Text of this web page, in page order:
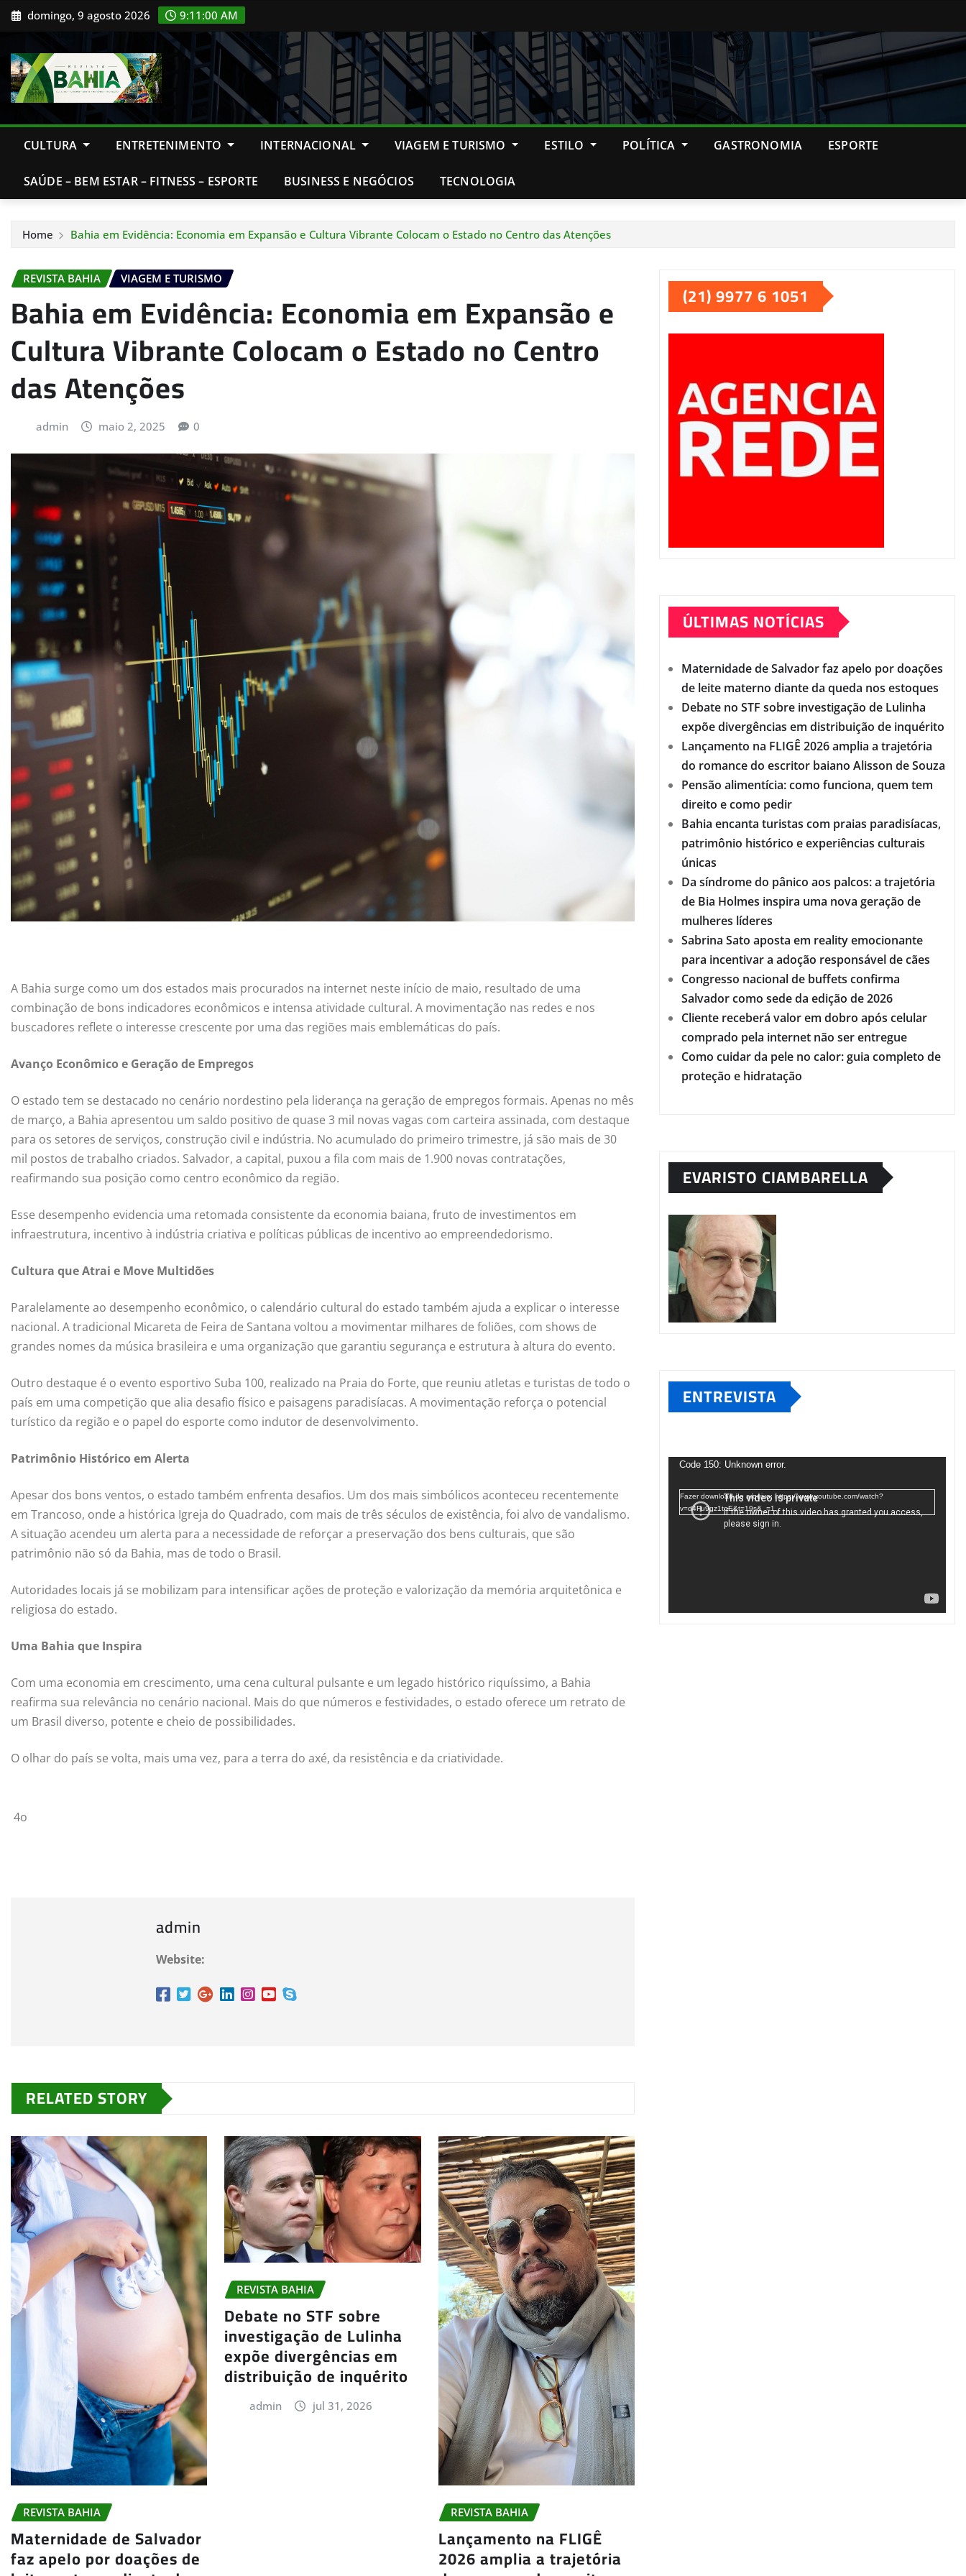
Skip domingo, 9 agosto 2026 9:11:02 AM
CULTURA ENTRETENIMENTO INTERNACIONAL VIAGEM E TURISMO ESTILO POLÍTICA GASTRONOMIA ESPORTE
SAÚDE – BEM ESTAR – FITNESS – ESPORTE BUSINESS E NEGÓCIOS TECNOLOGIA
Home Bahia em Evidência: Economia em Expansão e Cultura Vibrante Colocam o Estado no Centro das Atenções
REVISTA BAHIA VIAGEM E TURISMO
Bahia em Evidência: Economia em Expansão e
Cultura Vibrante Colocam o Estado no Centro
das Atenções
admin maio 2, 2025 0
A Bahia surge como um dos estados mais procurados na internet neste início de maio, resultado de uma
combinação de bons indicadores econômicos e intensa atividade cultural. A movimentação nas redes e nos
buscadores reflete o interesse crescente por uma das regiões mais emblemáticas do país.
Avanço Econômico e Geração de Empregos
O estado tem se destacado no cenário nordestino pela liderança na geração de empregos formais. Apenas no mês
de março, a Bahia apresentou um saldo positivo de quase 3 mil novas vagas com carteira assinada, com destaque
para os setores de serviços, construção civil e indústria. No acumulado do primeiro trimestre, já são mais de 30
mil postos de trabalho criados. Salvador, a capital, puxou a fila com mais de 1.900 novas contratações,
reafirmando sua posição como centro econômico da região.
Esse desempenho evidencia uma retomada consistente da economia baiana, fruto de investimentos em
infraestrutura, incentivo à indústria criativa e políticas públicas de incentivo ao empreendedorismo.
Cultura que Atrai e Move Multidões
Paralelamente ao desempenho econômico, o calendário cultural do estado também ajuda a explicar o interesse
nacional. A tradicional Micareta de Feira de Santana voltou a movimentar milhares de foliões, com shows de
grandes nomes da música brasileira e uma organização que garantiu segurança e estrutura à altura do evento.
Outro destaque é o evento esportivo Suba 100, realizado na Praia do Forte, que reuniu atletas e turistas de todo o
país em uma competição que alia desafio físico e paisagens paradisíacas. A movimentação reforça o potencial
turístico da região e o papel do esporte como indutor de desenvolvimento.
Patrimônio Histórico em Alerta
Apesar dos bons ventos, o estado também enfrenta desafios. Um dos mais simbólicos aconteceu recentemente
em Trancoso, onde a histórica Igreja do Quadrado, com mais de três séculos de existência, foi alvo de vandalismo.
A situação acendeu um alerta para a necessidade de reforçar a preservação dos bens culturais, que são
patrimônio não só da Bahia, mas de todo o Brasil.
Autoridades locais já se mobilizam para intensificar ações de proteção e valorização da memória arquitetônica e
religiosa do estado.
Uma Bahia que Inspira
Com uma economia em crescimento, uma cena cultural pulsante e um legado histórico riquíssimo, a Bahia
reafirma sua relevância no cenário nacional. Mais do que números e festividades, o estado oferece um retrato de
um Brasil diverso, potente e cheio de possibilidades.
O olhar do país se volta, mais uma vez, para a terra do axé, da resistência e da criatividade.
4o
admin
Website:
RELATED STORY
REVISTA BAHIA
Maternidade de Salvador
faz apelo por doações de
REVISTA BAHIA
Debate no STF sobre
investigação de Lulinha
expõe divergências em
distribuição de inquérito
admin jul 31, 2026
REVISTA BAHIA
Lançamento na FLIGÊ
2026 amplia a trajetória
(21) 9977 6 1051
ÚLTIMAS NOTÍCIAS
Maternidade de Salvador faz apelo por doações
de leite materno diante da queda nos estoques
Debate no STF sobre investigação de Lulinha
expõe divergências em distribuição de inquérito
Lançamento na FLIGÊ 2026 amplia a trajetória
do romance do escritor baiano Alisson de Souza
Pensão alimentícia: como funciona, quem tem
direito e como pedir
Bahia encanta turistas com praias paradisíacas,
patrimônio histórico e experiências culturais
únicas
Da síndrome do pânico aos palcos: a trajetória
de Bia Holmes inspira uma nova geração de
mulheres líderes
Sabrina Sato aposta em reality emocionante
para incentivar a adoção responsável de cães
Congresso nacional de buffets confirma
Salvador como sede da edição de 2026
Cliente receberá valor em dobro após celular
comprado pela internet não ser entregue
Como cuidar da pele no calor: guia completo de
proteção e hidratação
EVARISTO CIAMBARELLA
ENTREVISTA
deCode 150: Unknown error.
Fazer download do arquivo: https://www.youtube.com/watch?
v=d4Fu9gz1tqE&t=19s&_=1